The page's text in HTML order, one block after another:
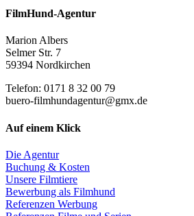
FilmHund-Agentur
Marion Albers
Selmer Str. 7
59394 Nordkirchen
Telefon: 0171 8 32 00 79
buero-filmhundagentur@gmx.de
Auf einem Klick
Die Agentur
Buchung & Kosten
Unsere Filmtiere
Bewerbung als Filmhund
Referenzen Werbung